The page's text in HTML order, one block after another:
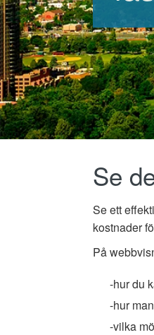
Se
Se ett
kostnader
På
-hur du
-hur
-vilka